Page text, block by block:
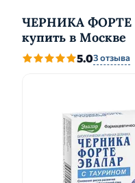
ЧЕРНИКА ФОРТЕ
купить в Москве
5.03 отзыва